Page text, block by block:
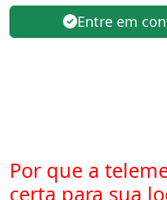
Entre em
Por que a
certa para sua